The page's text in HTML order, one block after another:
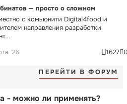
— просто о сложном
с комьюнити Digital4food и
направления разработки
'26 1627
ПЕРЕЙТИ В ФОРУМ
- можно ли применять?